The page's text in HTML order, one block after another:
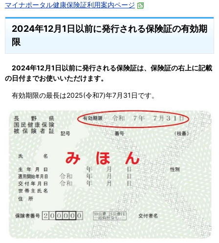
マイナポータル健康保険証利用案内ページ
2024年12月1日以前に発行される保険証の有効期
限
2024年12月1日以前に発行される保険証は、保険証の右上に記載
の日付までお使いいただけます。
有効期限の最長は2025(令和7)年7月31日です。